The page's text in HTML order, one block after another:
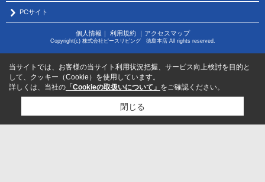
PCサイト
個人情報 利用規約｜ アクセスマップ
Copyright(c) 株式会社ピースリビング 徳島本店 All rights reserved.
当サイトでは、お客様の当サイト利用状況把握、サービス向上検討を目的と
して、クッキー（Cookie）を使用しています。
詳しくは、当社の 「Cookieの取扱いについて」 をご確認ください。
閉じる